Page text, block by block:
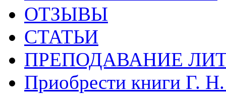
ОТЗЫВЫ
СТАТЬИ
ПРЕПОДАВАНИЕ
Приобрести книги Г.